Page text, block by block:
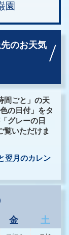
園
のお天気
間ごと」の天
の日付」をタ
グレーの日
覧いただけま
翌月のカレン
金
土